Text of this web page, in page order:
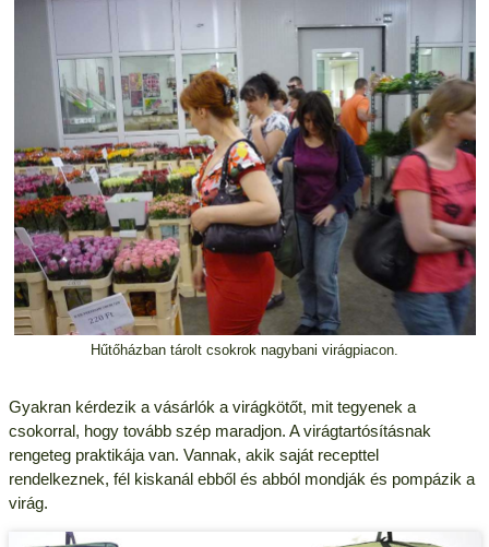
Hűtőházban tárolt csokrok nagybani virágpiacon.
Gyakran kérdezik a vásárlók a virágkötőt, mit tegyenek a
csokorral, hogy tovább szép maradjon. A virágtartósításnak
rengeteg praktikája van. Vannak, akik saját recepttel
rendelkeznek, fél kiskanál ebből és abból mondják és pompázik a
virág.